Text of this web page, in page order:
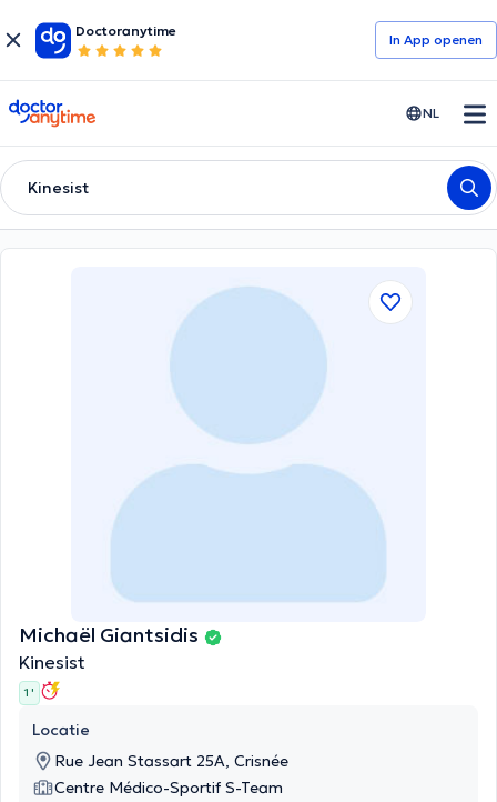
Doctoranytime
In App openen
doctoranytime NL
Kinesist
Michaël Giantsidis
Kinesist
1 '
Locatie
Rue Jean Stassart 25A, Crisnée
Centre Médico-Sportif S-Team